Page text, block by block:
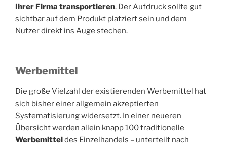
Ihrer Firma transportieren. Der Aufdruck sollte gut
sichtbar auf dem Produkt platziert sein und dem
Nutzer direkt ins Auge stechen.
Werbemittel
Die große Vielzahl der existierenden Werbemittel hat
sich bisher einer allgemein akzeptierten
Systematisierung widersetzt. In einer neueren
Übersicht werden allein knapp 100 traditionelle
Werbemitteldes Einzelhandels – unterteilt nach